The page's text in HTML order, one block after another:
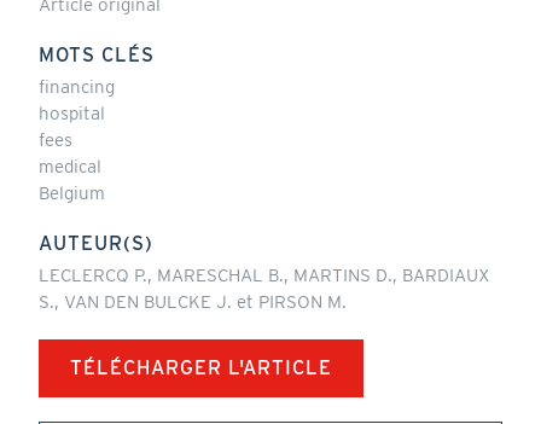
Article original
MOTS CLÉS
financing
hospital
fees
medical
Belgium
AUTEUR(S)
LECLERCQ P., MARESCHAL B., MARTINS D., BARDIAUX
S., VAN DEN BULCKE J. et PIRSON M.
TÉLÉCHARGER L'ARTICLE